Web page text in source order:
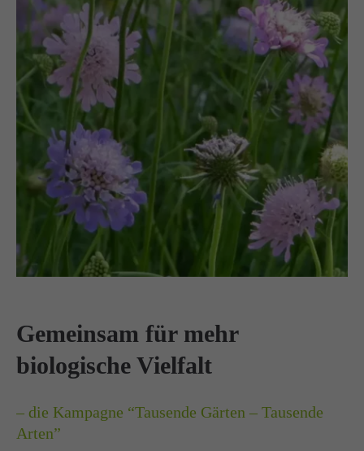
Mon - Fri 8:00am - 5:00pm
Get in touch
Cybersteel Inc.
376-293 City Road, Suite 600
San Francisco, CA 94102
Have any questions?
+44 1234 567 890
Drop us a line
info@yourdomain.com
Lorem ipsum dolor sit amet, consectetuer adipiscing
elit.
Aenean commodo ligula eget dolor. Aenean massa.
montes, nascetur ridiculus mus. Donec quam felis,
ultricies nec.
Gemeinsam für mehr
biologische Vielfalt
– die Kampagne “Tausende Gärten – Tausende
Arten”